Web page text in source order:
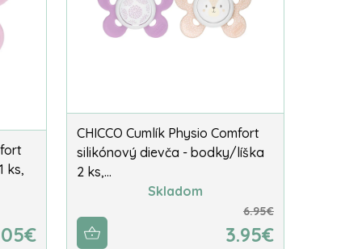
ks,
CHICCO Cumlík Physio Comfort
silikónový dievča - bodky/líška
2 ks,…
Skladom
6.95€
3.95€